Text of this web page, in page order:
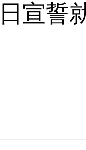
宣誓